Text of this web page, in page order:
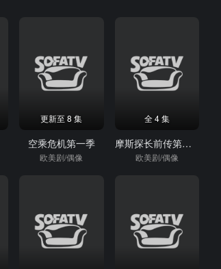
更新至 8 集
空乘危机第一季
欧美剧/偶像
全 4 集
摩斯探长前传第六季
欧美剧/偶像